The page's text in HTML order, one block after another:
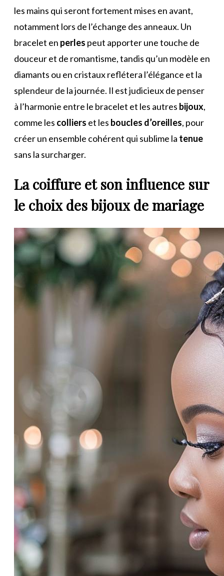
les mains qui seront fortement mises en avant,
notamment lors de l’échange des anneaux. Un
bracelet en perles peut apporter une touche de
douceur et de romantisme, tandis qu’un modèle en
diamants ou en cristaux reflétera l’élégance et la
splendeur de la journée. Il est judicieux de penser
à l’harmonie entre le bracelet et les autres bijoux,
comme les colliers et les boucles d’oreilles, pour
créer un ensemble cohérent qui sublime la tenue
sans la surcharger.
La coiffure et son influence sur
le choix des bijoux de mariage